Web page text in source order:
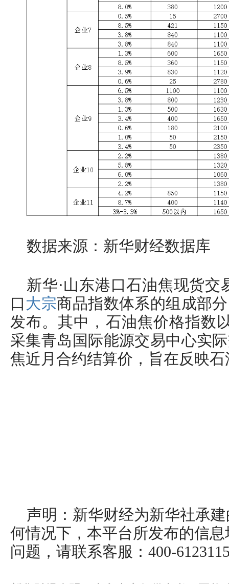
数据来源：新华财经数据库
新华·山东港口石油焦现货交
口 大宗商品指数体系的组成部
发布。其中，石油焦价格指数
采集青岛国际能源交易中心实
焦近月合约结算价，旨在反映
声明：新华财经为新华社承
何情况下，本平台所发布的信
问题，请联系客服：400-